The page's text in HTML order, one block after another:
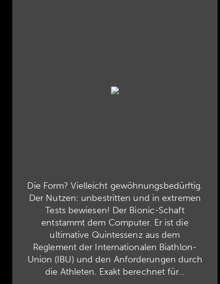
Die Form? Vielleicht gewöhnungsbedürftig.
Der Nutzen: unbestritten und in extremen
Tests bewiesen! Der Bionic-Schaft
entstammt dem Computer. Er ist die
ultimative Quintessenz aus dem
Reglement der Internationalen Biathlon-
Union (IBU) und den Anforderungen durch
die Athleten. Exakt berechnet für...